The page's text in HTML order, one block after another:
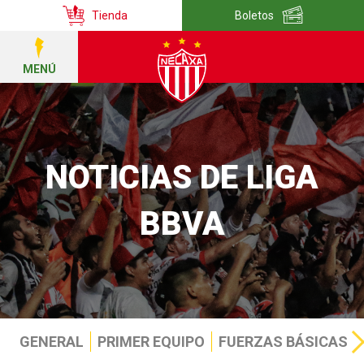
Tienda Boletos
MENÚ
NOTICIAS DE LIGA
BBVA
GENERAL PRIMER EQUIPO FUERZAS BÁSICAS